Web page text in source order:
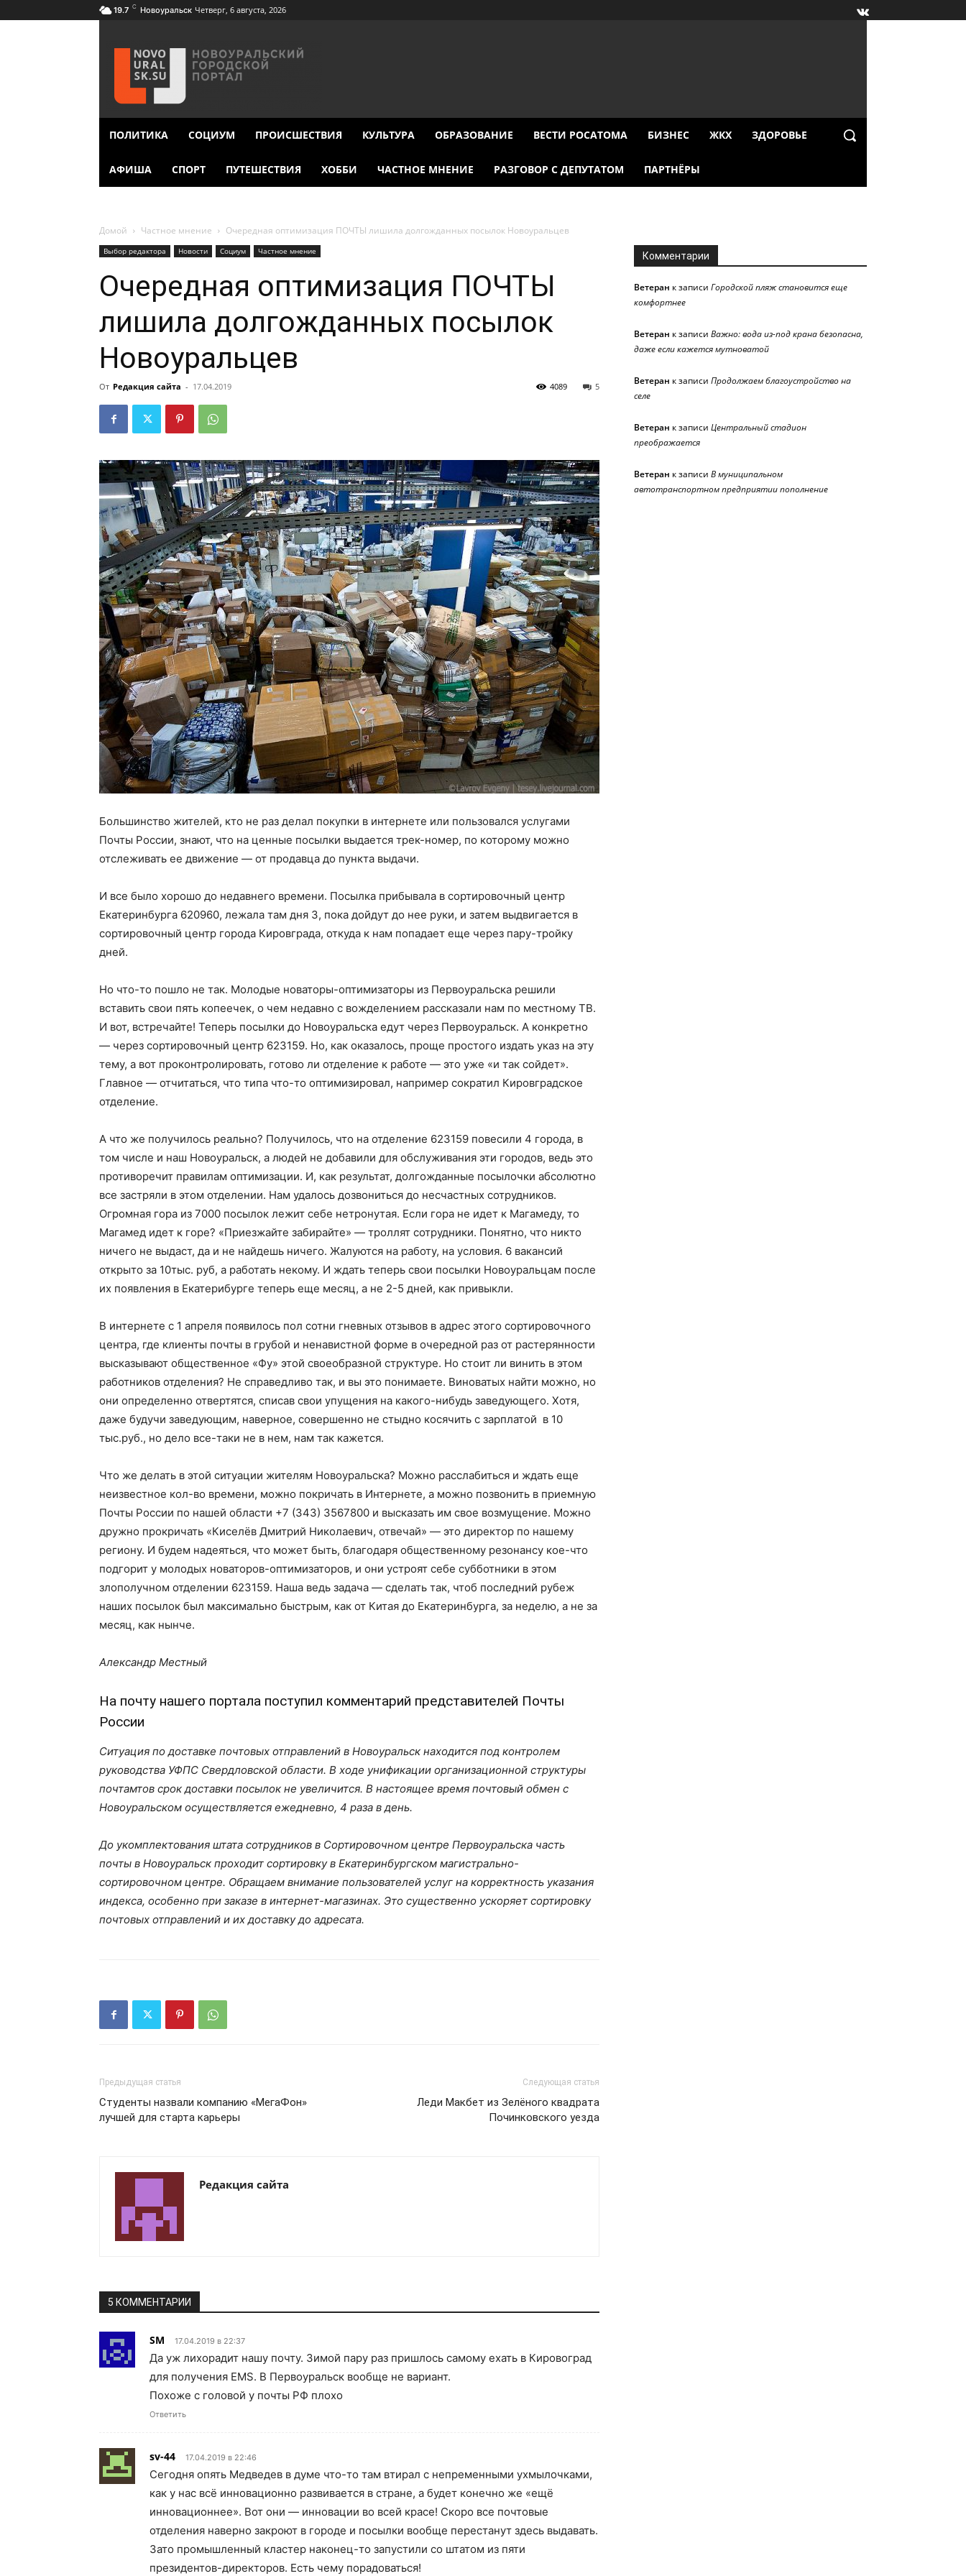
19.7 C Новоуральск Четверг, 6 августа, 2026
ПОЛИТИКА СОЦИУМ ПРОИСШЕСТВИЯ КУЛЬТУРА ОБРАЗОВАНИЕ ВЕСТИ РОСАТОМА БИЗНЕС ЖКХ ЗДОРОВЬЕ
АФИША СПОРТ ПУТЕШЕСТВИЯ ХОББИ ЧАСТНОЕ МНЕНИЕ РАЗГОВОР С ДЕПУТАТОМ ПАРТНЁРЫ
Домой Частное мнение Очередная оптимизация ПОЧТЫ лишила долгожданных посылок Новоуральцев
Выбор редактора Новости Социум Частное мнение
Очередная оптимизация ПОЧТЫ
лишила долгожданных посылок
Новоуральцев
От Редакция сайта - 17.04.2019 5
4089
Большинство жителей, кто не раз делал покупки в интернете или пользовался услугами
Почты России, знают, что на ценные посылки выдается трек-номер, по которому можно
отслеживать ее движение — от продавца до пункта выдачи.
И все было хорошо до недавнего времени. Посылка прибывала в сортировочный центр
Екатеринбурга 620960, лежала там дня 3, пока дойдут до нее руки, и затем выдвигается в
сортировочный центр города Кировграда, откуда к нам попадает еще через пару-тройку
дней.
Но что-то пошло не так. Молодые новаторы-оптимизаторы из Первоуральска решили
вставить свои пять копеечек, о чем недавно с вожделением рассказали нам по местному ТВ.
И вот, встречайте! Теперь посылки до Новоуральска едут через Первоуральск. А конкретно
— через сортировочный центр 623159. Но, как оказалось, проще простого издать указ на эту
тему, а вот проконтролировать, готово ли отделение к работе — это уже «и так сойдет».
Главное — отчитаться, что типа что-то оптимизировал, например сократил Кировградское
отделение.
А что же получилось реально? Получилось, что на отделение 623159 повесили 4 города, в
том числе и наш Новоуральск, а людей не добавили для обслуживания эти городов, ведь это
противоречит правилам оптимизации. И, как результат, долгожданные посылочки абсолютно
все застряли в этом отделении. Нам удалось дозвониться до несчастных сотрудников.
Огромная гора из 7000 посылок лежит себе нетронутая. Если гора не идет к Магамеду, то
Магамед идет к горе? «Приезжайте забирайте» — троллят сотрудники. Понятно, что никто
ничего не выдаст, да и не найдешь ничего. Жалуются на работу, на условия. 6 вакансий
открыто за 10тыс. руб, а работать некому. И ждать теперь свои посылки Новоуральцам после
их появления в Екатерибурге теперь еще месяц, а не 2-5 дней, как привыкли.
В интернете с 1 апреля появилось пол сотни гневных отзывов в адрес этого сортировочного
центра, где клиенты почты в грубой и ненавистной форме в очередной раз от растерянности
высказывают общественное «Фу» этой своеобразной структуре. Но стоит ли винить в этом
работников отделения? Не справедливо так, и вы это понимаете. Виноватых найти можно, но
они определенно отвертятся, списав свои упущения на какого-нибудь заведующего. Хотя,
даже будучи заведующим, наверное, совершенно не стыдно косячить с зарплатой в 10
тыс.руб., но дело все-таки не в нем, нам так кажется.
Что же делать в этой ситуации жителям Новоуральска? Можно расслабиться и ждать еще
неизвестное кол-во времени, можно покричать в Интернете, а можно позвонить в приемную
Почты России по нашей области +7 (343) 3567800 и высказать им свое возмущение. Можно
дружно прокричать «Киселёв Дмитрий Николаевич, отвечай» — это директор по нашему
региону. И будем надеяться, что может быть, благодаря общественному резонансу кое-что
подгорит у молодых новаторов-оптимизаторов, и они устроят себе субботники в этом
злополучном отделении 623159. Наша ведь задача — сделать так, чтоб последний рубеж
наших посылок был максимально быстрым, как от Китая до Екатеринбурга, за неделю, а не за
месяц, как нынче.
Александр Местный
На почту нашего портала поступил комментарий представителей Почты
России
Ситуация по доставке почтовых отправлений в Новоуральск находится под контролем
руководства УФПС Свердловской области. В ходе унификации организационной структуры
почтамтов срок доставки посылок не увеличится. В настоящее время почтовый обмен с
Новоуральском осуществляется ежедневно, 4 раза в день.
До укомплектования штата сотрудников в Сортировочном центре Первоуральска часть
почты в Новоуральск проходит сортировку в Екатеринбургском магистрально-
сортировочном центре. Обращаем внимание пользователей услуг на корректность указания
индекса, особенно при заказе в интернет-магазинах. Это существенно ускоряет сортировку
почтовых отправлений и их доставку до адресата.
Предыдущая статья
Студенты назвали компанию «МегаФон»
лучшей для старта карьеры
Следующая статья
Леди Макбет из Зелёного квадрата
Починковского уезда
Редакция сайта
5 КОММЕНТАРИИ
SM 17.04.2019 в 22:37
Да уж лихорадит нашу почту. Зимой пару раз пришлось самому ехать в Кировоград
для получения EMS. В Первоуральск вообще не вариант.
Похоже с головой у почты РФ плохо
Ответить
sv-44 17.04.2019 в 22:46
Сегодня опять Медведев в думе что-то там втирал с непременными ухмылочками,
как у нас всё инновационно развивается в стране, а будет конечно же «ещё
инновационнее». Вот они — инновации во всей красе! Скоро все почтовые
отделения наверно закроют в городе и посылки вообще перестанут здесь выдавать.
Зато промышленный кластер наконец-то запустили со штатом из пяти
президентов-директоров. Есть чему порадоваться!
Комментарии
Ветеран к записи Городской пляж становится еще
комфортнее
Ветеран к записи Важно: вода из-под крана безопасна,
даже если кажется мутноватой
Ветеран к записи Продолжаем благоустройство на
селе
Ветеран к записи Центральный стадион
преображается
Ветеран к записи В муниципальном
автотранспортном предприятии пополнение